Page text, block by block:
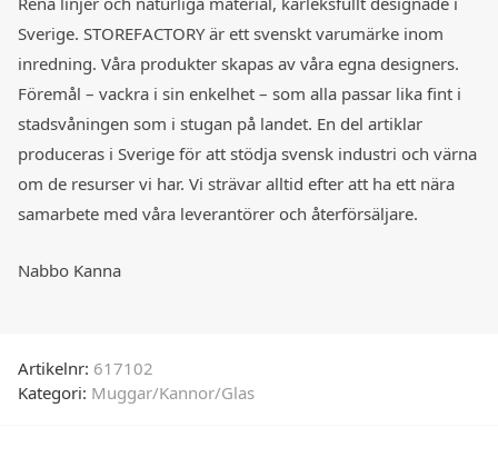
Sverige. STOREFACTORY är ett svenskt varumärke inom
inredning. Våra produkter skapas av våra egna designers.
Föremål – vackra i sin enkelhet – som alla passar lika fint i
stadsvåningen som i stugan på landet. En del artiklar
produceras i Sverige för att stödja svensk industri och värna
om de resurser vi har. Vi strävar alltid efter att ha ett nära
samarbete med våra leverantörer och återförsäljare.
Nabbo Kanna
Artikelnr: 617102
Kategori: Muggar/Kannor/Glas